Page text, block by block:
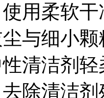
用柔软
与细小
清洁剂
除清洁